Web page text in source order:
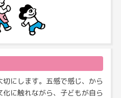
にします。五感で感じ、から
に触れながら、子どもが自ら